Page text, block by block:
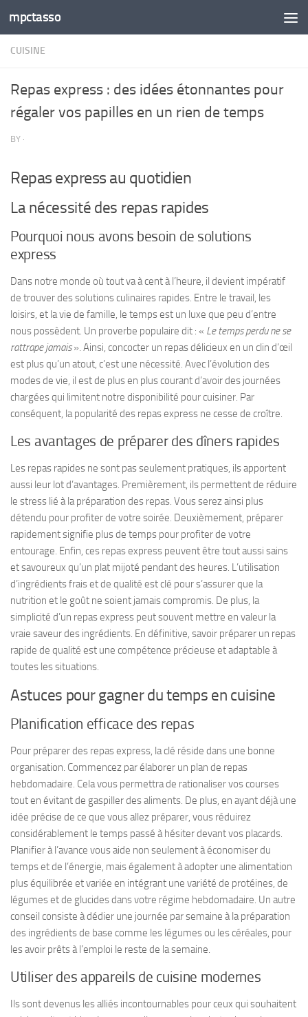
Skip to content
mpctasso
CUISINE
Repas express : des idées étonnantes pour
régaler vos papilles en un rien de temps
BY ·
Repas express au quotidien
La nécessité des repas rapides
Pourquoi nous avons besoin de solutions
express
Dans notre monde où tout va à cent à l’heure, il devient impératif
de trouver des solutions culinaires rapides. Entre le travail, les
loisirs, et la vie de famille, le temps est un luxe que peu d’entre
nous possèdent. Un proverbe populaire dit : « Le temps perdu ne se
rattrape jamais». Ainsi, concocter un repas délicieux en un clin d’œil
est plus qu’un atout, c’est une nécessité. Avec l’évolution des
modes de vie, il est de plus en plus courant d’avoir des journées
chargées qui limitent notre disponibilité pour cuisiner. Par
conséquent, la popularité des repas express ne cesse de croître.
Les avantages de préparer des dîners rapides
Les repas rapides ne sont pas seulement pratiques, ils apportent
aussi leur lot d’avantages. Premièrement, ils permettent de réduire
le stress lié à la préparation des repas. Vous serez ainsi plus
détendu pour profiter de votre soirée. Deuxièmement, préparer
rapidement signifie plus de temps pour profiter de votre
entourage. Enfin, ces repas express peuvent être tout aussi sains
et savoureux qu’un plat mijoté pendant des heures. L’utilisation
d’ingrédients frais et de qualité est clé pour s’assurer que la
nutrition et le goût ne soient jamais compromis. De plus, la
simplicité d’un repas express peut souvent mettre en valeur la
vraie saveur des ingrédients. En définitive, savoir préparer un repas
rapide de qualité est une compétence précieuse et adaptable à
toutes les situations.
Astuces pour gagner du temps en cuisine
Planification efficace des repas
Pour préparer des repas express, la clé réside dans une bonne
organisation. Commencez par élaborer un plan de repas
hebdomadaire. Cela vous permettra de rationaliser vos courses
tout en évitant de gaspiller des aliments. De plus, en ayant déjà une
idée précise de ce que vous allez préparer, vous réduirez
considérablement le temps passé à hésiter devant vos placards.
Planifier à l’avance vous aide non seulement à économiser du
temps et de l’énergie, mais également à adopter une alimentation
plus équilibrée et variée en intégrant une variété de protéines, de
légumes et de glucides dans votre régime hebdomadaire. Un autre
conseil consiste à dédier une journée par semaine à la préparation
des ingrédients de base comme les légumes ou les céréales, pour
les avoir prêts à l’emploi le reste de la semaine.
Utiliser des appareils de cuisine modernes
Ils sont devenus les alliés incontournables pour ceux qui souhaitent